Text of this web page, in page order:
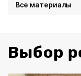
Все материалы
Выбор